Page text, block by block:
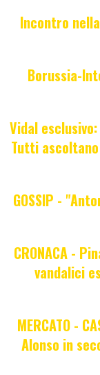
Incontro
Borussia-
Vidal
Tutti
GOSSIP -
CRONACA -
vandalici
MERCATO -
Alonso in